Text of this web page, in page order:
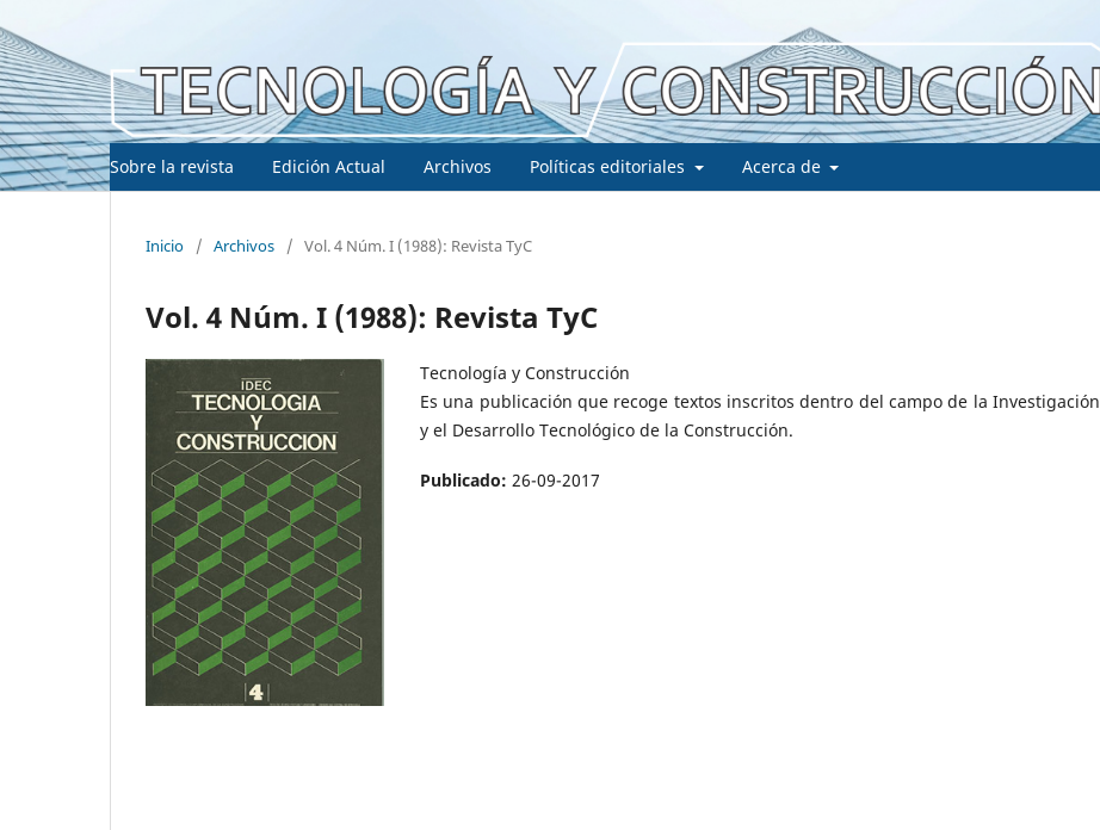
Sobre la revista Edición Actual Archivos Políticas editoriales Acerca de
Inicio / Archivos / Vol. 4 Núm. I (1988): Revista TyC
Vol. 4 Núm. I (1988): Revista TyC
Tecnología y Construcción
Es una publicación que recoge textos inscritos dentro del campo de la Investigación
y el Desarrollo Tecnológico de la Construcción.
Publicado: 26-09-2017